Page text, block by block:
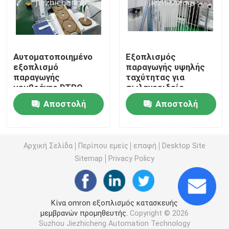
Ιατρική τσάντα που κατασκευάζει τη μηχανή
Παραγωγή μεμβρανών
Μηχανή κατασκευής τσαντών ούρων
Μηχανή κατασκευής καννουλών
Εξοπλισμός κατασκευής μεμβρανών
IV μηχανή συνελεύσεων καννουλών
Αυτοματοποιημένο
εξοπλισμό
παραγωγής
μεμβράνης DTRO
Jiezhicheng Εύκολη
λειτουργία
Διασύνδεση
Ευέλικτη μηχανή
παραγωγής ταινιών
Αποστολή
Εξοπλισμός
παραγωγής υψηλής
ταχύτητας για
σωληνοειδείς
μεμβράνες
Αποστολή
Αρχική Σελίδα Περίπου εμείς επαφή
Desktop Site
Sitemap
Privacy Policy
Κίνα omron εξοπλισμός κατασκευής
μεμβρανών προμηθευτής. Copyright © 2026
Suzhou Jiezhicheng Automation Technology